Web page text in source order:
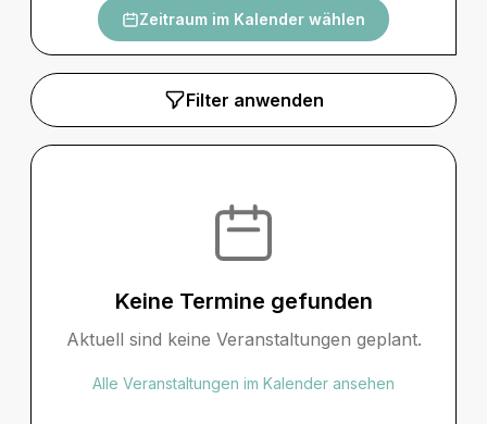
Zeitraum im Kalender wählen
Filter anwenden
Keine Termine gefunden
Aktuell sind keine Veranstaltungen geplant.
Alle Veranstaltungen im Kalender ansehen